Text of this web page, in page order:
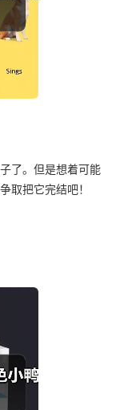
了。但是想着可能
取把它完结吧！